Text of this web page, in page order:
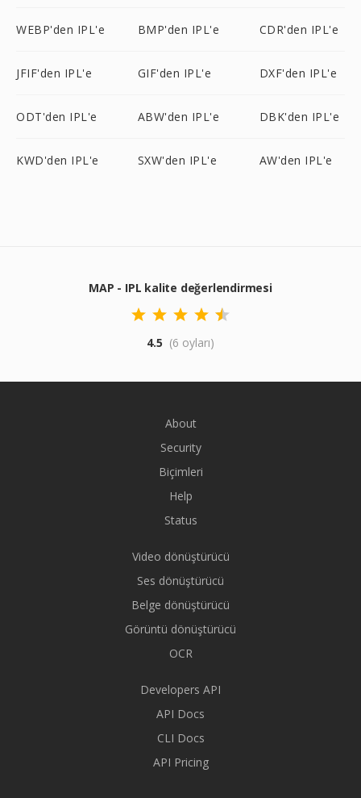
WEBP'den IPL'e BMP'den IPL'e CDR'den IPL'e
JFIF'den IPL'e GIF'den IPL'e DXF'den IPL'e
ODT'den IPL'e ABW'den IPL'e DBK'den IPL'e
KWD'den IPL'e SXW'den IPL'e AW'den IPL'e
MAP - IPL kalite değerlendirmesi
4.5 (6 oyları)
About
Security
Biçimleri
Help
Status
Video dönüştürücü
Ses dönüştürücü
Belge dönüştürücü
Görüntü dönüştürücü
OCR
Developers API
API Docs
CLI Docs
API Pricing